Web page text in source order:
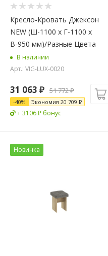
Кресло-Кровать Джексон
NEW (Ш-1100 х Г-1100 х
В-950 мм)/Разные Цвета
В наличии
Арт.: VIG-LUX-0020
31 063 ₽ 51 772₽
-40% Экономия 20 709 ₽
+ 3106 ₽ бонус
Новинка